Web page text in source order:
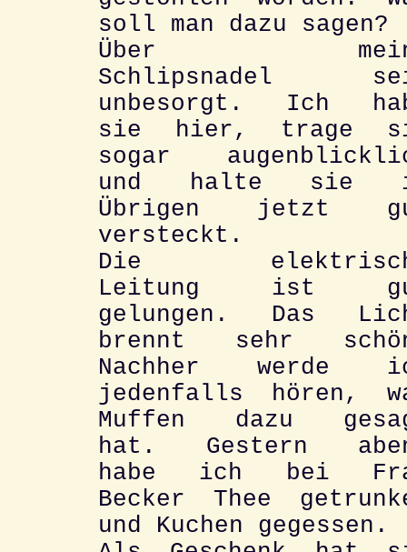
soll man dazu sagen?
Über
Schlipsnadel
unbesorgt. Ich
sie hier, trage
sogar
und halte sie
Übrigen jetzt
versteckt.
Die
Leitung ist
gelungen. Das
brennt sehr
Nachher werde
jedenfalls hören,
Muffen dazu
hat. Gestern
habe ich bei
Becker Thee
und Kuchen gegessen.